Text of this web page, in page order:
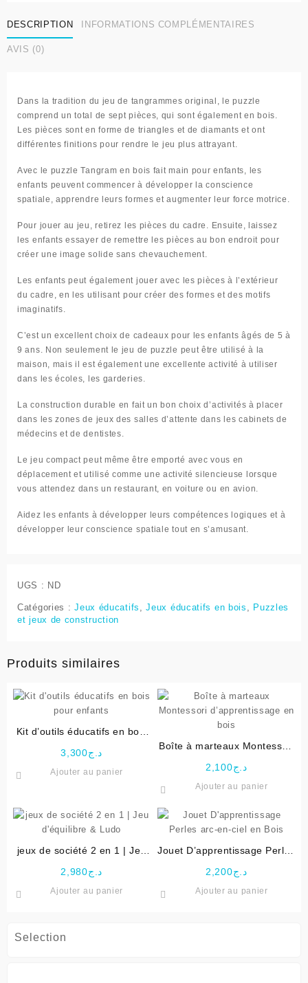
Selection
DESCRIPTION INFORMATIONS COMPLÉMENTAIRES
AVIS (0)
Dans la tradition du jeu de tangrammes original, le puzzle
comprend un total de sept pièces, qui sont également en bois.
Les pièces sont en forme de triangles et de diamants et ont
différentes finitions pour rendre le jeu plus attrayant.
Avec le puzzle Tangram en bois fait main pour enfants, les
enfants peuvent commencer à développer la conscience
spatiale, apprendre leurs formes et augmenter leur force motrice.
Pour jouer au jeu, retirez les pièces du cadre. Ensuite, laissez
les enfants essayer de remettre les pièces au bon endroit pour
créer une image solide sans chevauchement.
Les enfants peut également jouer avec les pièces à l’extérieur
du cadre, en les utilisant pour créer des formes et des motifs
imaginatifs.
C’est un excellent choix de cadeaux pour les enfants âgés de 5 à
9 ans. Non seulement le jeu de puzzle peut être utilisé à la
maison, mais il est également une excellente activité à utiliser
dans les écoles, les garderies.
La construction durable en fait un bon choix d’activités à placer
dans les zones de jeux des salles d’attente dans les cabinets de
médecins et de dentistes.
Le jeu compact peut même être emporté avec vous en
déplacement et utilisé comme une activité silencieuse lorsque
vous attendez dans un restaurant, en voiture ou en avion.
Aidez les enfants à développer leurs compétences logiques et à
développer leur conscience spatiale tout en s’amusant.
UGS : ND
Catégories :Jeux éducatifs ,Jeux éducatifs en bois , Puzzles
et jeux de construction
Produits similaires
Kit d’outils éducatifs en bois
د.ج3,300
Ajouter au panier
Boîte à marteaux Montessori
د.ج2,100
Ajouter au panier
jeux de société 2 en 1 | Jeu
د.ج2,980
Ajouter au panier
Jouet D’apprentissage Perles
د.ج2,200
Ajouter au panier